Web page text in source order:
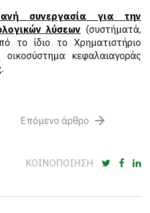
συνεργασία για την
λύσεων (συστήματά,
το ίδιο το Χρηματιστήριο
κεφαλαιαγοράς
Επόμενο άρθρο
ΚΟΙΝΟΠΟΙΗΣΗ